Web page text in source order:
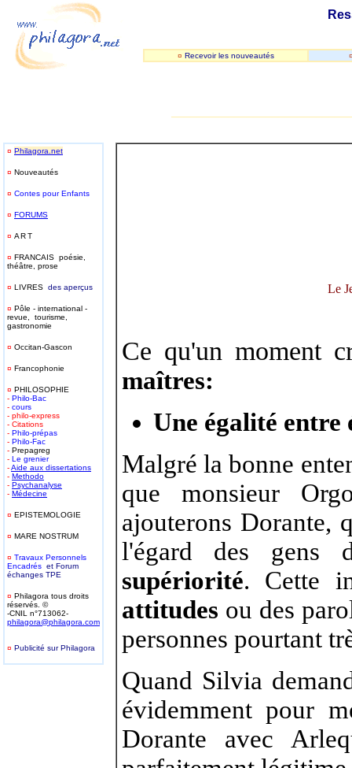
¤ Recevoir les nouveautés
¤ Philagora.net
¤ Nouveautés
¤ Contes pour Enfants
¤ FORUMS
¤ ART
¤ FRANCAIS poésie,
théâtre, prose
¤ LIVRES des aperçus
¤ Pôle - international -
revue, tourisme,
gastronomie
¤ Occitan-Gascon
¤ Francophonie
¤ PHILOSOPHIE
- Philo-Bac
- cours
- philo-express
- Citations
- Philo-prépas
- Philo-Fac
- Prepagreg
- Le grenier
-Aide aux dissertations
- Methodo
- Psychanalyse
- Médecine
¤ EPISTEMOLOGIE
¤ MARE NOSTRUM
¤ Travaux Personnels
Encadrés et Forum
échanges TPE
¤ Philagora tous droits
réservés. ©
-CNIL n°713062-
philagora@philagora.com
¤ Publicité sur Philagora
Le
Ce qu'un moment
maîtres:
Une égalité entre
Malgré la bonne
que monsieur
ajouterons Dorante,
l'égard des gens
supériorité. Cette
attitudes ou des
personnes pourtant
Quand Silvia
évidemment pour
Dorante avec